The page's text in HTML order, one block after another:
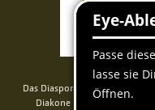
Das Diaspora-Kommissariat
Diakone in Nord-, Mittel-